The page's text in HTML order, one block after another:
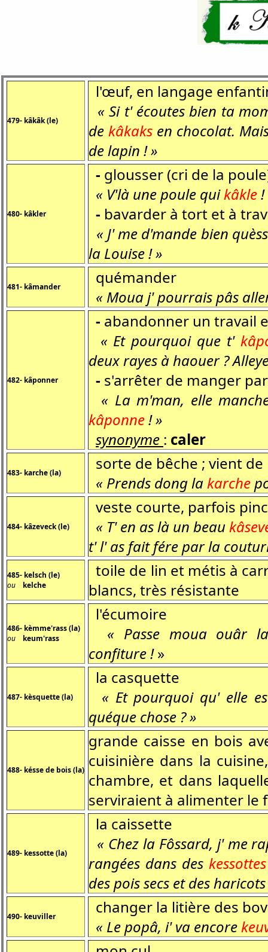
479- kâkâk (le)
l'œuf, en langage
« Si t' écoutes bien ta
de kâkaksen chocolat.
de lapin ! »
480- kâkler
- glousser (cri de la
« V'là une poule quikâkle!
- bavarder à tort et à
« J' me d'mande bien
la Louise ! »
481- kâmander
quémander
« Moua j' pourrais pâs
482- kâponner
- abandonner un travail
« Et pourquoi que t'
deux rayes à haouer ?
- s'arrêter de manger
« La m'man, elle
kâponne! »
synonyme : caler
483- karche (la)
sorte de bêche ; vient
« Prends dong la karche
484- kâzeveck (le)
veste courte, parfois
« T' en as là un beau
t' l' as fait fére par la
485- kelsch (le)
ou kelche
toile de lin et métis à
blancs, très résistante
486- kèmme'rass (la)
ou keum'rass
l'écumoire
« Passe moua ouâr
confiture !»
487- kèsquette (la)
la casquette
« Et pourquoi qu' elle
quéque chose ? »
488- késse de bois (la)
grande caisse en bois
cuisinière dans la
chambre, et dans
serviraient à alimenter le
489- kessotte (la)
la caissette
« Chez la Fôssard, j' me
rangées dans des
des pois secs et des
490- keuviller
changer la litière des
« Le popâ, i' va encore